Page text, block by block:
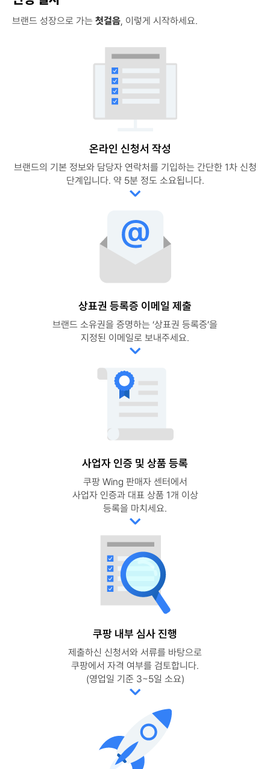
브랜드 성장으로 가는 첫걸음 , 이렇게 시작하세요.
온라인 신청서 작성
브랜드의 기본 정보와 담당자 연락처를 기입하는 간단한 1차 신청
단계입니다. 약 5분 정도 소요됩니다.
상표권 등록증 이메일 제출
브랜드 소유권을 증명하는 ‘상표권 등록증’을
지정된 이메일로 보내주세요.
사업자 인증 및 상품 등록
쿠팡 Wing 판매자 센터에서
사업자 인증과 대표 상품 1개 이상
등록을 마치세요.
쿠팡 내부 심사 진행
제출하신 신청서와 서류를 바탕으로
쿠팡에서 자격 여부를 검토합니다.
(영업일 기준 3~5일 소요)